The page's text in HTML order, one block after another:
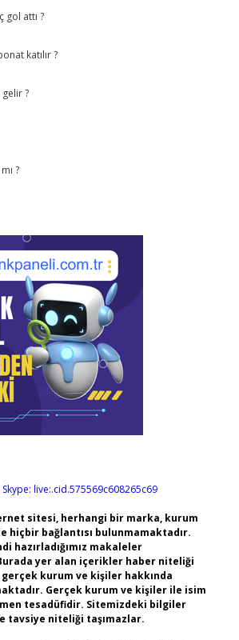
gol attı ?
katılır ?
?
?
Skype: live:.cid.575569c608265c69
sitesi, herhangi bir marka, kurum
hiçbir bağlantısı bulunmamaktadır.
hazırladığımız makaleler
yer alan içerikler haber niteliği
kurum ve kişiler hakkında
Gerçek kurum ve kişiler ile isim
tesadüfidir. Sitemizdeki bilgiler
tavsiye niteliği taşımazlar.